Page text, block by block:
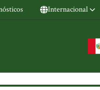
Internacional